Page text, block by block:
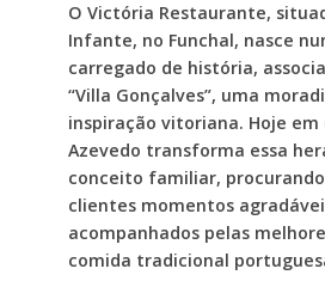
O Victória Restaurante,
Infante, no Funchal, nasce
carregado de história,
“Villa Gonçalves”, uma
inspiração vitoriana. Hoje em
Azevedo transforma essa
conceito familiar,
clientes momentos
acompanhados pelas
comida tradicional